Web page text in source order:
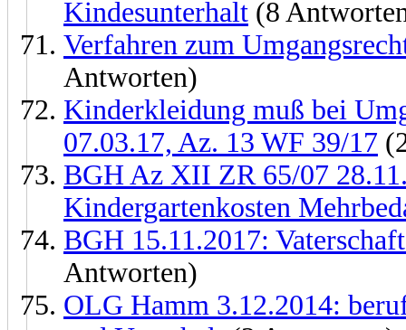
Kindesunterhalt (8
Verfahren zum
Antworten)
Kinderkleidung muß bei
07.03.17, Az. 13 WF 39/17
BGH Az XII ZR 65/07
Kindergartenkosten
BGH 15.11.2017:
Antworten)
OLG Hamm 3.12.2014: